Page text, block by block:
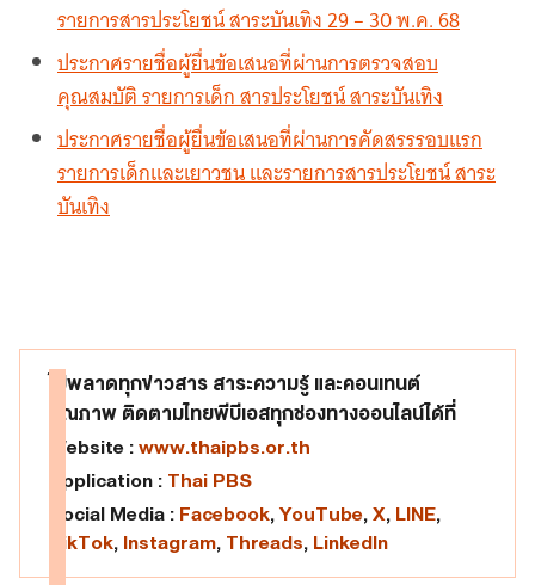
รายการสารประโยชน์ สาระบันเทิง 29 – 30 พ.ค. 68
ประกาศรายชื่อผู้ยื่นข้อเสนอที่ผ่านการตรวจสอบ
คุณสมบัติ รายการเด็ก สารประโยชน์ สาระบันเทิง
ประกาศรายชื่อผู้ยื่นข้อเสนอที่ผ่านการคัดสรรรอบแรก
รายการเด็กและเยาวชน และรายการสารประโยชน์ สาระ
บันเทิง
ไม่พลาดทุกข่าวสาร สาระความรู้ และคอนเทนต์
คุณภาพ ติดตามไทยพีบีเอสทุกช่องทางออนไลน์ได้ที่
Website : www.thaipbs.or.th
Application : Thai PBS
Social Media : Facebook, YouTube, X, LINE,
TikTok, Instagram, Threads, LinkedIn